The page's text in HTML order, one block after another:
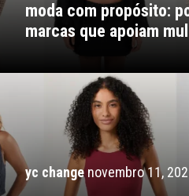
moda com propósito:
marcas que apoiam
yc changenovembro 11,